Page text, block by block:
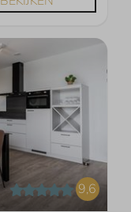
9,6